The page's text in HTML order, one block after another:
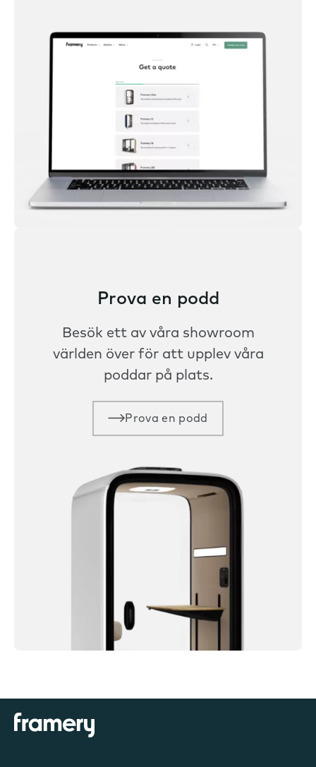
Prova en podd
Besök ett av våra showroom
världen över för att upplev våra
poddar på plats.
Prova en podd